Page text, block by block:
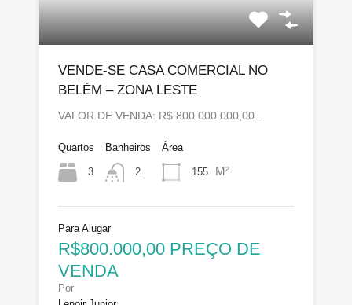
VENDE-SE CASA COMERCIAL NO
BELÉM – ZONA LESTE
VALOR DE VENDA: R$ 800.000.000,00…
Quartos
3
Banheiros
2
Área
155 M²
Para Alugar
R$800.000,00 PREÇO DE
VENDA
Por